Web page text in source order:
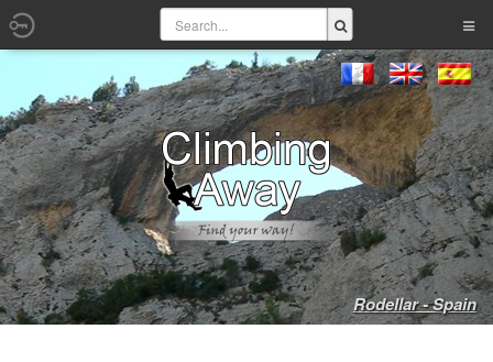
Rodellar - Spain